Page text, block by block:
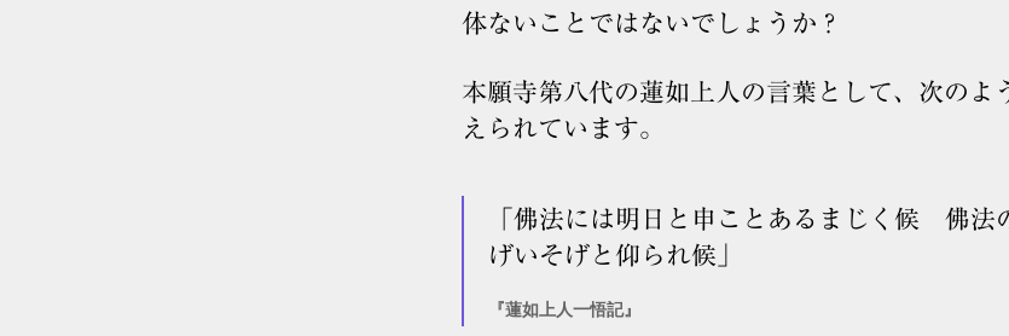
体ないことではないでしょうか？
本願寺第八代の蓮如上人の言葉として、次のよ
えられています。
「佛法には明日と申ことあるまじく候 佛法
げいそげと仰られ候」
『蓮如上人一悟記』